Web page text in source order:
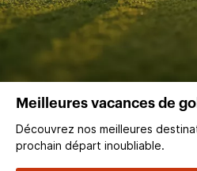
Meilleures vacances de
Découvrez nos meilleures
prochain départ inoubliable.